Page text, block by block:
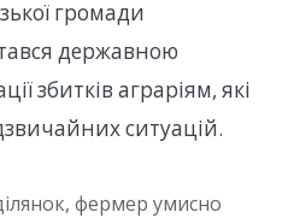
громади
державною
збитків аграріям, які
ситуацій.
фермер умисно